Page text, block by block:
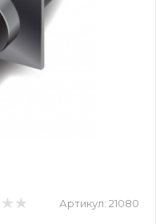
Артикул: 21080